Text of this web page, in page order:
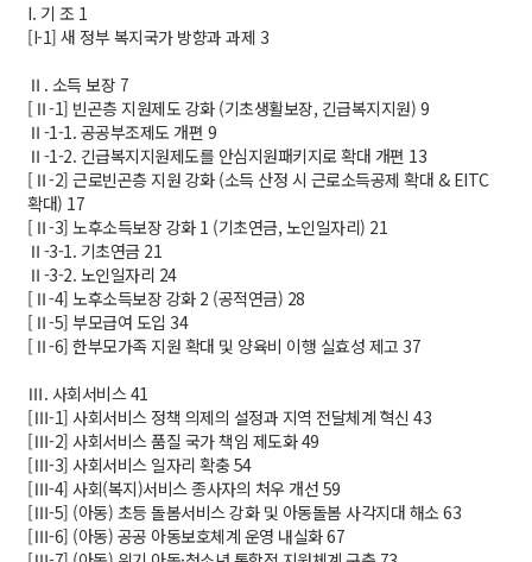
I. 기 조 1
[I-1] 새 정부 복지국가 방향과 과제 3
Ⅱ. 소득 보장 7
[Ⅱ-1] 빈곤층 지원제도 강화 (기초생활보장, 긴급복지지원) 9
Ⅱ-1-1. 공공부조제도 개편 9
Ⅱ-1-2. 긴급복지지원제도를 안심지원패키지로 확대 개편 13
[Ⅱ-2] 근로빈곤층 지원 강화 (소득 산정 시 근로소득공제 확대 & EITC
확대) 17
[Ⅱ-3] 노후소득보장 강화 1 (기초연금, 노인일자리) 21
Ⅱ-3-1. 기초연금 21
Ⅱ-3-2. 노인일자리 24
[Ⅱ-4] 노후소득보장 강화 2 (공적연금) 28
[Ⅱ-5] 부모급여 도입 34
[Ⅱ-6] 한부모가족 지원 확대 및 양육비 이행 실효성 제고 37
Ⅲ. 사회서비스 41
[Ⅲ-1] 사회서비스 정책 의제의 설정과 지역 전달체계 혁신 43
[Ⅲ-2] 사회서비스 품질 국가 책임 제도화 49
[Ⅲ-3] 사회서비스 일자리 확충 54
[Ⅲ-4] 사회(복지)서비스 종사자의 처우 개선 59
[Ⅲ-5] (아동) 초등 돌봄서비스 강화 및 아동돌봄 사각지대 해소 63
[Ⅲ-6] (아동) 공공 아동보호체계 운영 내실화 67